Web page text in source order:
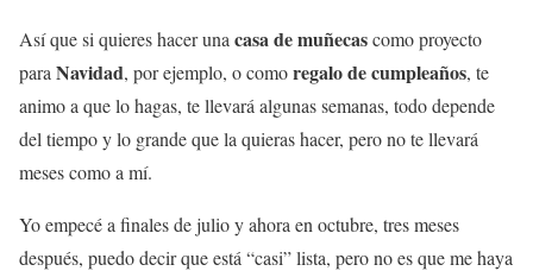
Así que si quieres hacer una casa de muñecascomo proyecto
para Navidad, por ejemplo, o comoregalo de cumpleaños, te
animo a que lo hagas, te llevará algunas semanas, todo depende
del tiempo y lo grande que la quieras hacer, pero no te llevará
meses como a mí.
Yo empecé a finales de julio y ahora en octubre, tres meses
después, puedo decir que está “casi” lista, pero no es que me haya